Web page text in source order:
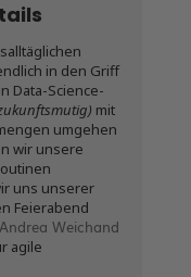
in den Griff
Data-Science-
mit
umgehen
wir unsere
uns unserer
Feierabend
Andrea Weichand
agile